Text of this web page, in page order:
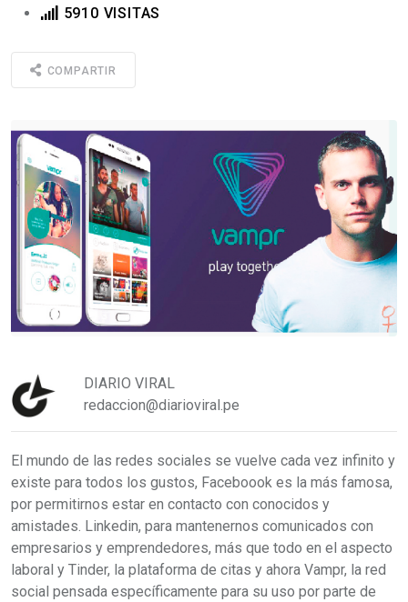
5910 VISITAS
COMPARTIR
DIARIO VIRAL
redaccion@diarioviral.pe
El mundo de las redes sociales se vuelve cada vez infinito y
existe para todos los gustos, Faceboook es la más famosa,
por permitirnos estar en contacto con conocidos y
amistades. Linkedin, para mantenernos comunicados con
empresarios y emprendedores, más que todo en el aspecto
laboral y Tinder, la plataforma de citas y ahora Vampr, la red
social pensada específicamente para su uso por parte de